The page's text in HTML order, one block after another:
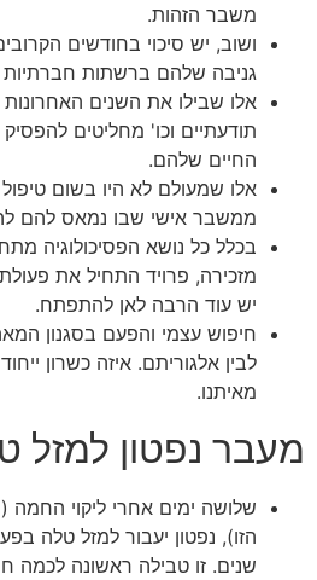
משבר הזהות.
ושוב, יש סיכוי בחודשים
גניבה שלהם ברשתות חברתיות
אלו שבילו את השנים האחרונות
תודעתיים וכו' מחליטים
החיים שלהם.
אלו שמעולם לא היו בשום
ממשבר אישי שבו נמאס להם
בכלל כל נושא הפסיכולוגיה
יש עוד הרבה לאן להתפתח.
לבין אלגוריתם. איזה כשרון
מאיתנו.
מעבר נפטון למזל
שלושה ימים אחרי ליקוי החמה
שנים. זו טבילה ראשונה לכמה